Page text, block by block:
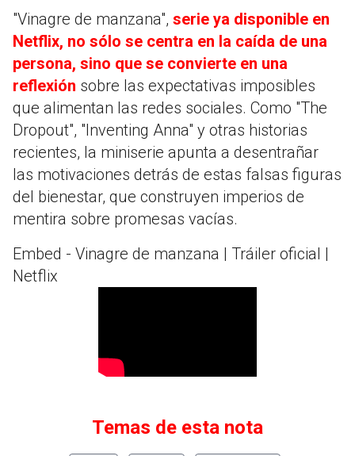
"Vinagre de manzana", serie ya disponible en
Netflix, no sólo se centra en la caída de una
persona, sino que se convierte en una
reflexión sobre las expectativas imposibles
que alimentan las redes sociales. Como "The
Dropout", "Inventing Anna" y otras historias
recientes, la miniserie apunta a desentrañar
las motivaciones detrás de estas falsas figuras
del bienestar, que construyen imperios de
mentira sobre promesas vacías.
Embed - Vinagre de manzana | Tráiler oficial |
Netflix
Temas de esta nota